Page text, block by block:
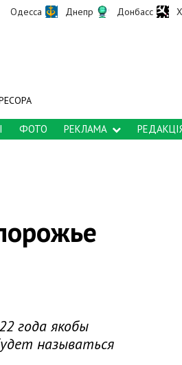
Одесса Днепр Донбасс
ФОТО РЕКЛАМА
года якобы
называться